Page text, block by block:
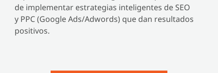
de implementar estrategias inteligentes de SEO
y PPC (Google Ads/Adwords) que dan resultados
positivos.